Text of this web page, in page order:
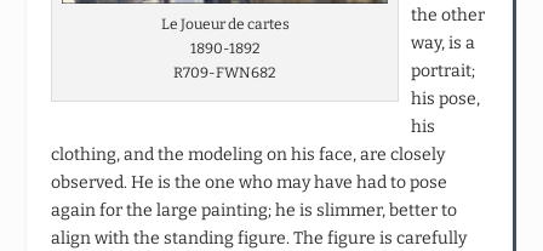
Le Joueur de cartes
1890-1892
R709-FWN682
the other
way, is a
portrait;
his pose,
his
clothing, and the modeling on his face, are closely
observed. He is the one who may have had to pose
again for the large painting; he is slimmer, better to
align with the standing figure. The figure is carefully